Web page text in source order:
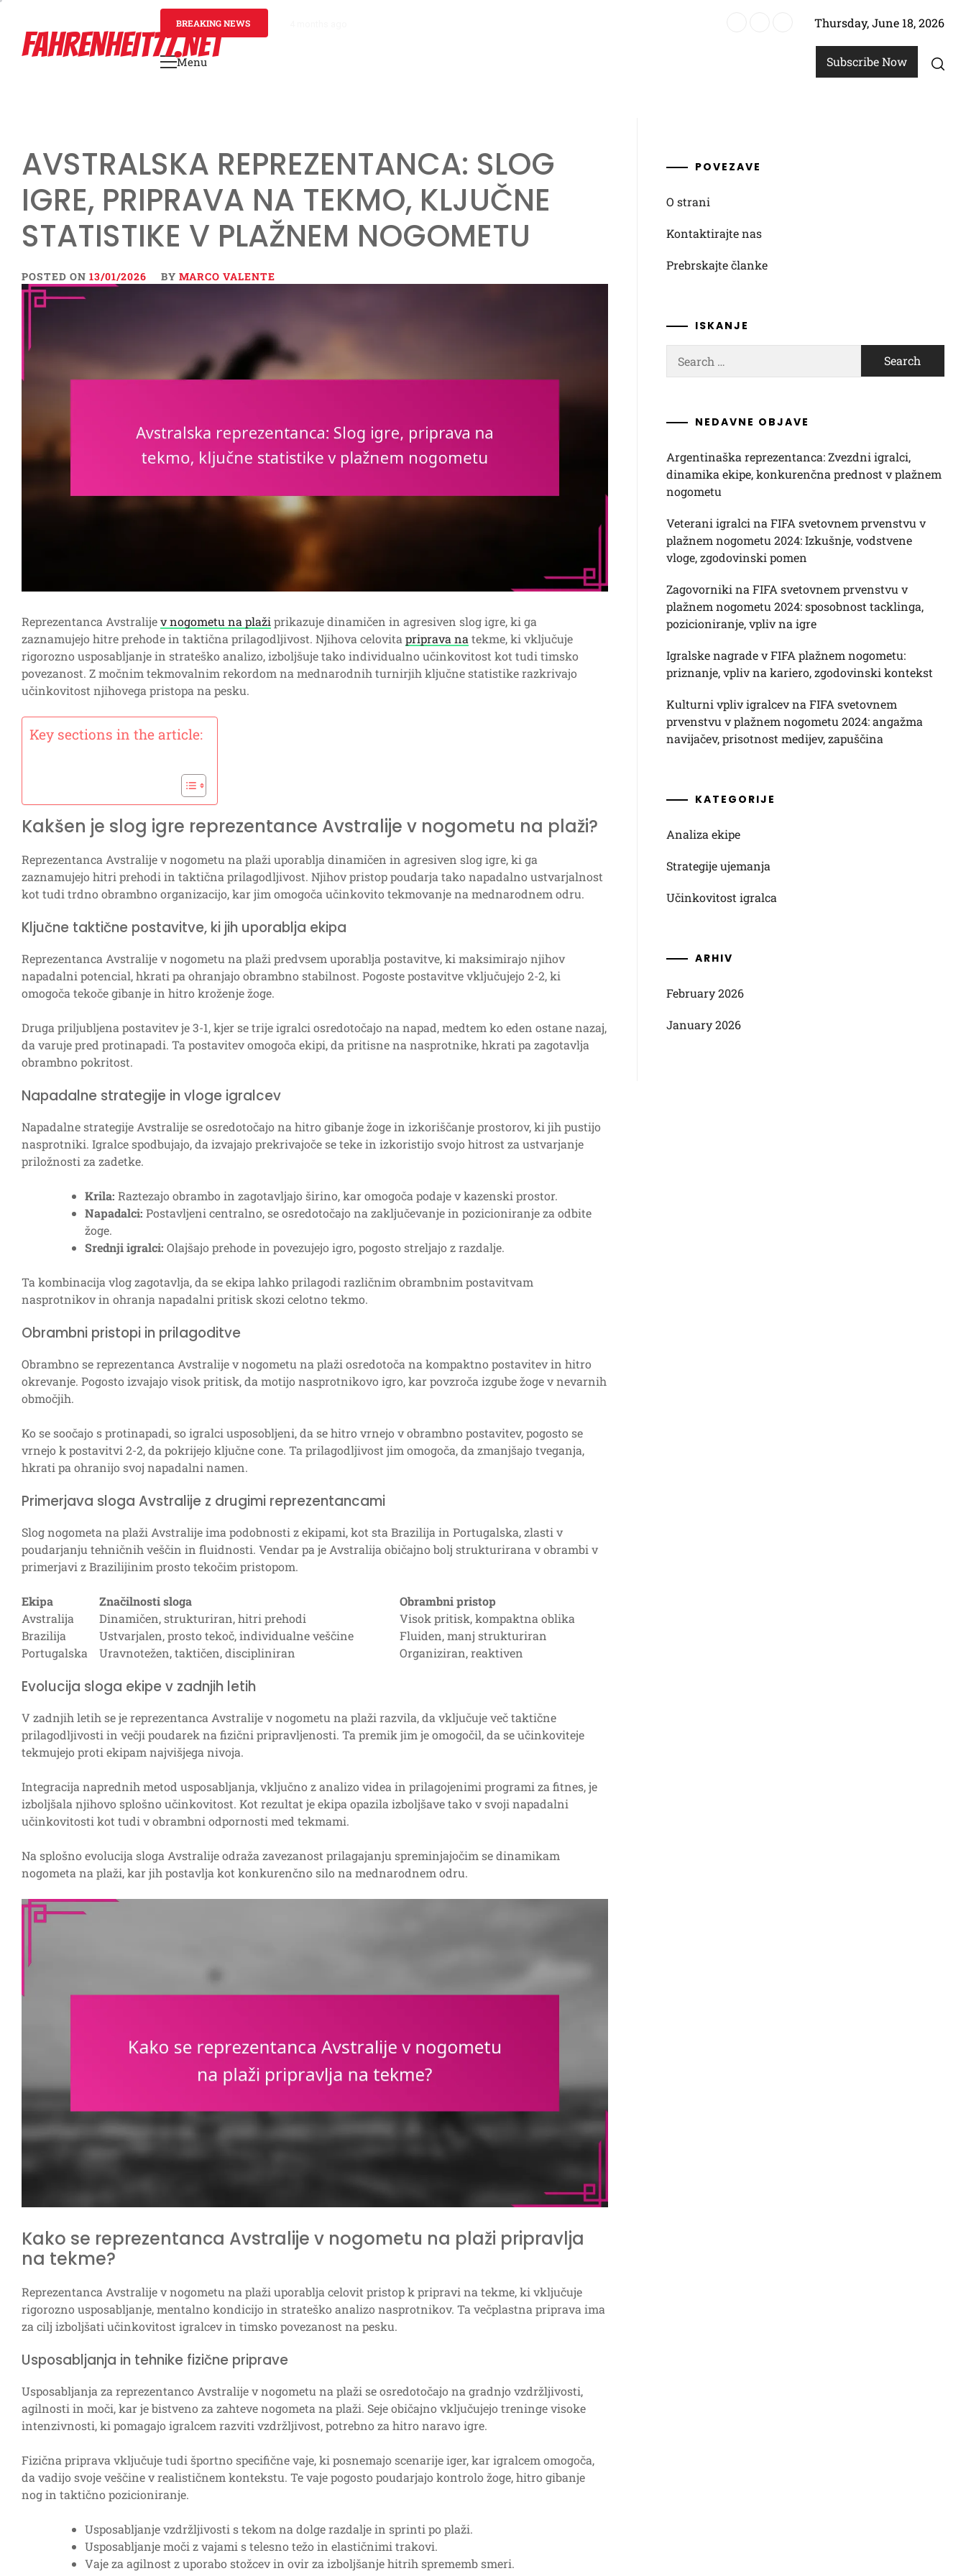
contentFAHRENHEIT77.NET
BREAKING NEWS Veterani igralci na FIFA svetovnem prvenstvu v plažnem nogometu 2024: Izkušnje, vodstvene vloge, zgodovinski pomen
Thursday, June 18, 2026
Primary
Menu Subscribe Now
AVSTRALSKA REPREZENTANCA: SLOG
IGRE, PRIPRAVA NA TEKMO, KLJUČNE
STATISTIKE V PLAŽNEM NOGOMETU
POSTED ON 13/01/2026 BY MARCO VALENTE
Reprezentanca Avstralijev nogometu na plažiprikazuje dinamičen in agresiven slog igre, ki ga
zaznamujejo hitre prehode in taktična prilagodljivost. Njihova celovitapriprava natekme, ki vključuje
rigorozno usposabljanje in strateško analizo, izboljšuje tako individualno učinkovitost kot tudi timsko
povezanost. Z močnim tekmovalnim rekordom na mednarodnih turnirjih ključne statistike razkrivajo
učinkovitost njihovega pristopa na pesku.
Key sections in the article:
Kakšen je slog igre reprezentance Avstralije v nogometu na plaži?
Reprezentanca Avstralije v nogometu na plaži uporablja dinamičen in agresiven slog igre, ki ga
zaznamujejo hitri prehodi in taktična prilagodljivost. Njihov pristop poudarja tako napadalno ustvarjalnost
kot tudi trdno obrambno organizacijo, kar jim omogoča učinkovito tekmovanje na mednarodnem odru.
Ključne taktične postavitve, ki jih uporablja ekipa
Reprezentanca Avstralije v nogometu na plaži predvsem uporablja postavitve, ki maksimirajo njihov
napadalni potencial, hkrati pa ohranjajo obrambno stabilnost. Pogoste postavitve vključujejo 2-2, ki
omogoča tekoče gibanje in hitro kroženje žoge.
Druga priljubljena postavitev je 3-1, kjer se trije igralci osredotočajo na napad, medtem ko eden ostane nazaj,
da varuje pred protinapadi. Ta postavitev omogoča ekipi, da pritisne na nasprotnike, hkrati pa zagotavlja
obrambno pokritost.
Napadalne strategije in vloge igralcev
Napadalne strategije Avstralije se osredotočajo na hitro gibanje žoge in izkoriščanje prostorov, ki jih pustijo
nasprotniki. Igralce spodbujajo, da izvajajo prekrivajoče se teke in izkoristijo svojo hitrost za ustvarjanje
priložnosti za zadetke.
Krila: Raztezajo obrambo in zagotavljajo širino, kar omogoča podaje v kazenski prostor.
Napadalci: Postavljeni centralno, se osredotočajo na zaključevanje in pozicioniranje za odbite
žoge.
Srednji igralci: Olajšajo prehode in povezujejo igro, pogosto streljajo z razdalje.
Ta kombinacija vlog zagotavlja, da se ekipa lahko prilagodi različnim obrambnim postavitvam
nasprotnikov in ohranja napadalni pritisk skozi celotno tekmo.
Obrambni pristopi in prilagoditve
Obrambno se reprezentanca Avstralije v nogometu na plaži osredotoča na kompaktno postavitev in hitro
okrevanje. Pogosto izvajajo visok pritisk, da motijo nasprotnikovo igro, kar povzroča izgube žoge v nevarnih
območjih.
Ko se soočajo s protinapadi, so igralci usposobljeni, da se hitro vrnejo v obrambno postavitev, pogosto se
vrnejo k postavitvi 2-2, da pokrijejo ključne cone. Ta prilagodljivost jim omogoča, da zmanjšajo tveganja,
hkrati pa ohranijo svoj napadalni namen.
Primerjava sloga Avstralije z drugimi reprezentancami
Slog nogometa na plaži Avstralije ima podobnosti z ekipami, kot sta Brazilija in Portugalska, zlasti v
poudarjanju tehničnih veščin in fluidnosti. Vendar pa je Avstralija običajno bolj strukturirana v obrambi v
primerjavi z Brazilijinim prosto tekočim pristopom.
Ekipa Značilnosti sloga
Obrambni pristop
Avstralija
Dinamičen, strukturiran, hitri prehodi
Visok pritisk, kompaktna oblika
Brazilija
Ustvarjalen, prosto tekoč, individualne veščine
Fluiden, manj strukturiran
Portugalska
Uravnotežen, taktičen, discipliniran Organiziran, reaktiven
Evolucija sloga ekipe v zadnjih letih
V zadnjih letih se je reprezentanca Avstralije v nogometu na plaži razvila, da vključuje več taktične
prilagodljivosti in večji poudarek na fizični pripravljenosti. Ta premik jim je omogočil, da se učinkoviteje
tekmujejo proti ekipam najvišjega nivoja.
Integracija naprednih metod usposabljanja, vključno z analizo videa in prilagojenimi programi za fitnes, je
izboljšala njihovo splošno učinkovitost. Kot rezultat je ekipa opazila izboljšave tako v svoji napadalni
učinkovitosti kot tudi v obrambni odpornosti med tekmami.
Na splošno evolucija sloga Avstralije odraža zavezanost prilagajanju spreminjajočim se dinamikam
nogometa na plaži, kar jih postavlja kot konkurenčno silo na mednarodnem odru.
Kako se reprezentanca Avstralije v nogometu na plaži pripravlja
na tekme?
Reprezentanca Avstralije v nogometu na plaži uporablja celovit pristop k pripravi na tekme, ki vključuje
rigorozno usposabljanje, mentalno kondicijo in strateško analizo nasprotnikov. Ta večplastna priprava ima
za cilj izboljšati učinkovitost igralcev in timsko povezanost na pesku.
Usposabljanja in tehnike fizične priprave
Usposabljanja za reprezentanco Avstralije v nogometu na plaži se osredotočajo na gradnjo vzdržljivosti,
agilnosti in moči, kar je bistveno za zahteve nogometa na plaži. Seje običajno vključujejo treninge visoke
intenzivnosti, ki pomagajo igralcem razviti vzdržljivost, potrebno za hitro naravo igre.
Fizična priprava vključuje tudi športno specifične vaje, ki posnemajo scenarije iger, kar igralcem omogoča,
da vadijo svoje veščine v realističnem kontekstu. Te vaje pogosto poudarjajo kontrolo žoge, hitro gibanje
nog in taktično pozicioniranje.
Usposabljanje vzdržljivosti s tekom na dolge razdalje in sprinti po plaži.
Usposabljanje moči z vajami s telesno težo in elastičnimi trakovi.
Vaje za agilnost z uporabo stožcev in ovir za izboljšanje hitrih sprememb smeri.
POVEZAVE
O strani
Kontaktirajte nas
Prebrskajte članke
ISKANJE
for:
NEDAVNE OBJAVE
Argentinaška reprezentanca: Zvezdni igralci,
dinamika ekipe, konkurenčna prednost v plažnem
nogometu
Veterani igralci na FIFA svetovnem prvenstvu v
plažnem nogometu 2024: Izkušnje, vodstvene
vloge, zgodovinski pomen
Zagovorniki na FIFA svetovnem prvenstvu v
plažnem nogometu 2024: sposobnost tacklinga,
pozicioniranje, vpliv na igre
Igralske nagrade v FIFA plažnem nogometu:
priznanje, vpliv na kariero, zgodovinski kontekst
Kulturni vpliv igralcev na FIFA svetovnem
prvenstvu v plažnem nogometu 2024: angažma
navijačev, prisotnost medijev, zapuščina
KATEGORIJE
Analiza ekipe
Strategije ujemanja
Učinkovitost igralca
ARHIV
February 2026
January 2026